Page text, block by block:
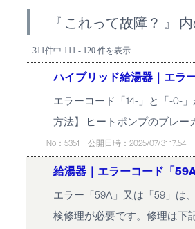
『 これって故障？ 』
311件中 111 - 120 件を表示
ハイブリッド給湯器｜エラ
エラーコード「14-」と「-0-
方法】 ヒートポンプのブレー
No：5351 公開日時：2025/07/31 17:54
給湯器｜エラーコード「
エラー「59A」又は「59」は
検修理が必要です。修理は下